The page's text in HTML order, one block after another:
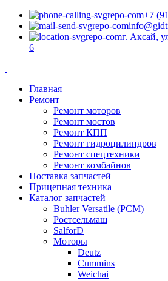
+7
г. Аксай,
6
Главная
Ремонт
Ремонт моторов
Ремонт мостов
Ремонт КПП
Ремонт гидроцилиндров
Ремонт спецтехники
Ремонт комбайнов
Поставка запчастей
Прицепная техника
Каталог запчастей
Buhler Versatile (РСМ)
Ростсельмаш
SalforD
Моторы
Deutz
Cummins
Weichai